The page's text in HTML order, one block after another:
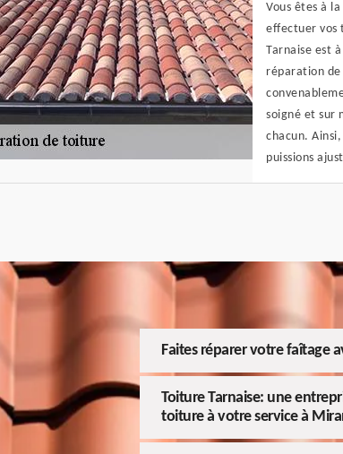
Vous êtes à
effectuer vos
Tarnaise est
réparation
soigné et sur
chacun.
puissions
Faites réparer votre faîtage
Toiture Tarnaise: une
toiture à votre service à